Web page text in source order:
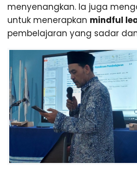
menyenangkan. Ia juga
untuk menerapkan mindful
pembelajaran yang sadar